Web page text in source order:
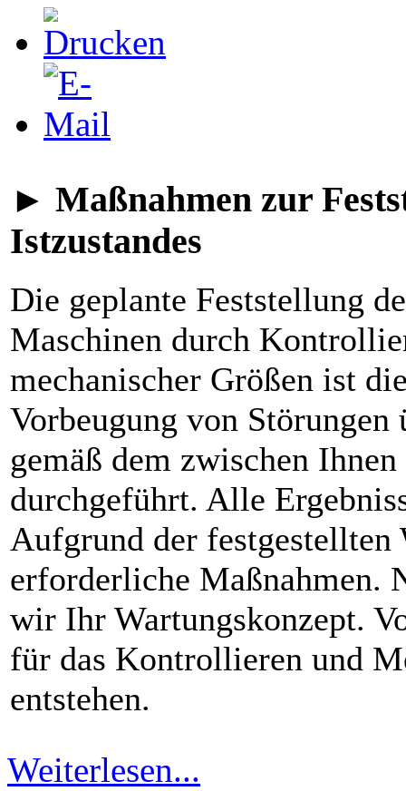
► Maßnahmen zur
Istzustandes
Die geplante Feststellung
Maschinen durch
mechanischer Größen ist
Vorbeugung von
gemäß dem zwischen
durchgeführt. Alle
Aufgrund der festgestellten
erforderliche Maßnahmen.
wir Ihr Wartungskonzept.
für das Kontrollieren und
entstehen.
Weiterlesen...